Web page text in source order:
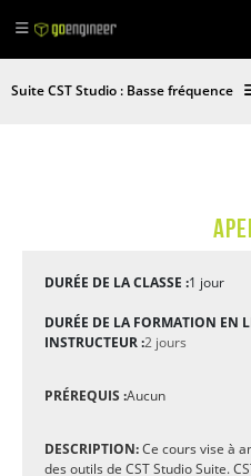
Suite CST Studio : Basse fréquence
DURÉE DE LA CLASSE :1 jour
DURÉE DE LA FORMATION EN
INSTRUCTEUR :2 jours
PRÉREQUIS :Aucun
DESCRIPTION:Ce cours vise à
des outils de CST Studio Suite.